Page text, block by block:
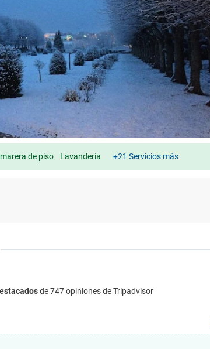
de piso Lavandería +21 Servicios más
de 747 opiniones de Tripadvisor